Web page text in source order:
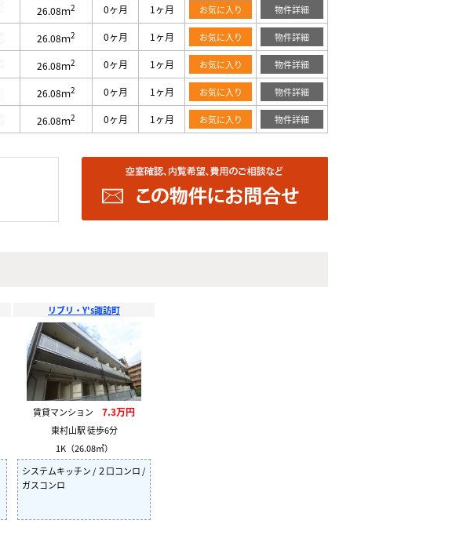
26.08ｍ2 0ヶ月 1ヶ月 お気に入り 物件詳細
26.08ｍ2 0ヶ月 1ヶ月 お気に入り 物件詳細
26.08ｍ2 0ヶ月 1ヶ月 お気に入り 物件詳細
26.08ｍ2 0ヶ月 1ヶ月 お気に入り 物件詳細
26.08ｍ2 0ヶ月 1ヶ月 お気に入り 物件詳細
リブリ・Y's諏訪町
賃貸マンション 7.3万円
東村山駅 徒歩6分
1K（26.08㎡）
システムキッチン / ２口コンロ /
ガスコンロ